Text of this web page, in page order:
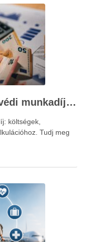
Fizetési meghagyás ügyvédi munkadíja: teljes költségvetési útmutató
költségek,
Tudj meg